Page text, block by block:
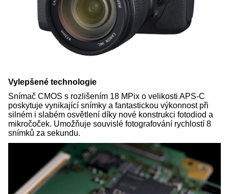
Vylepšené technologie
Snímač CMOS s rozlišením 18 MPix o velikosti APS-C
poskytuje vynikající snímky a fantastickou výkonnost při
silném i slabém osvětlení díky nové konstrukci fotodiod a
mikročoček. Umožňuje souvislé fotografování rychlostí 8
snímků za sekundu.